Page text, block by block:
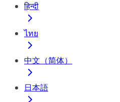
हिन्दी
ไทย
中文（简体）
日本語